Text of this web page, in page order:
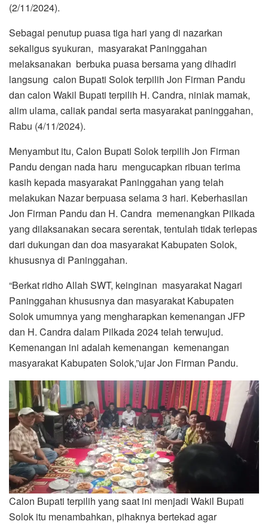
(2/11/2024).
Sebagai penutup puasa tiga hari yang di nazarkan
sekaligus syukuran, masyarakat Paninggahan
melaksanakan berbuka puasa bersama yang dihadiri
langsung calon Bupati Solok terpilih Jon Firman Pandu
dan calon Wakil Bupati terpilih H. Candra, niniak mamak,
alim ulama, caliak pandai serta masyarakat paninggahan,
Rabu (4/11/2024).
Menyambut itu, Calon Bupati Solok terpilih Jon Firman
Pandu dengan nada haru mengucapkan ribuan terima
kasih kepada masyarakat Paninggahan yang telah
melakukan Nazar berpuasa selama 3 hari. Keberhasilan
Jon Firman Pandu dan H. Candra memenangkan Pilkada
yang dilaksanakan secara serentak, tentulah tidak terlepas
dari dukungan dan doa masyarakat Kabupaten Solok,
khususnya di Paninggahan.
“Berkat ridho Allah SWT, keinginan masyarakat Nagari
Paninggahan khususnya dan masyarakat Kabupaten
Solok umumnya yang mengharapkan kemenangan JFP
dan H. Candra dalam Pilkada 2024 telah terwujud.
Kemenangan ini adalah kemenangan kemenangan
masyarakat Kabupaten Solok,”ujar Jon Firman Pandu.
Calon Bupati terpilih yang saat ini menjadi Wakil Bupati
Solok itu menambahkan, pihaknya bertekad agar